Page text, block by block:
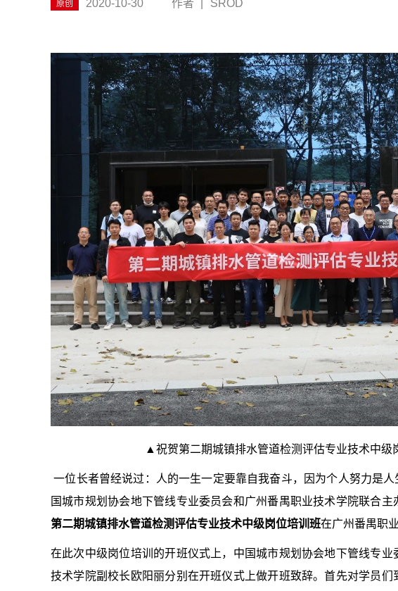
原创 2020-10-30 作者 SROD
▲祝贺第二期城镇排水管道检测评估专业技术中级
一位长者曾经说过：人的一生一定要靠自我奋斗，因为个人努力是
国城市规划协会地下管线专业委员会和广州番禺职业技术学院联合
第二期城镇排水管道检测评估专业技术中级岗位培训班在广州番禺职
在此次中级岗位培训的开班仪式上，中国城市规划协会地下管线专
技术学院副校长欧阳丽分别在开班仪式上做开班致辞。首先对学员们